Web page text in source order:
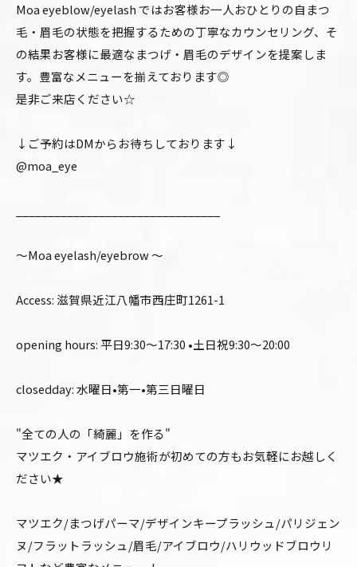
Moa eyeblow/eyelash ではお客様お一人おひとりの自まつ
毛・眉毛の状態を把握するための丁寧なカウンセリング、そ
の結果お客様に最適なまつげ・眉毛のデザインを提案しま
す。豊富なメニューを揃えております◎
是非ご来店ください☆
↓ご予約はDMからお待ちしております↓
@moa_eye
〜Moa eyelash/eyebrow 〜
Access: 滋賀県近江八幡市西庄町1261-1
opening hours: 平日9:30〜17:30 •土日祝9:30〜20:00
closedday: 水曜日•第一•第三日曜日
"全ての人の「綺麗」を作る"
マツエク・アイブロウ施術が初めての方もお気軽にお越しく
ださい★
マツエク/まつげパーマ/デザインキープラッシュ/パリジェン
ヌ/フラットラッシュ/眉毛/アイブロウ/ハリウッドブロウリ